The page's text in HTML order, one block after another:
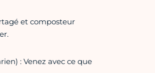
et composteur
: Venez avec ce que